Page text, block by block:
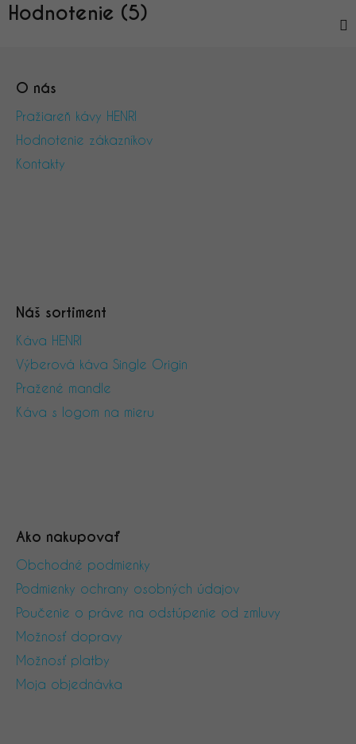
Hodnotenie (5)
O nás
Pražiareň kávy HENRI
Hodnotenie zákazníkov
Kontakty
Náš sortiment
Káva HENRI
Výberová káva Single Origin
Pražené mandle
Káva s logom na mieru
Ako nakupovať
Obchodné podmienky
Podmienky ochrany osobných údajov
Poučenie o práve na odstúpenie od zmluvy
Možnosť dopravy
Možnosť platby
Moja objednávka